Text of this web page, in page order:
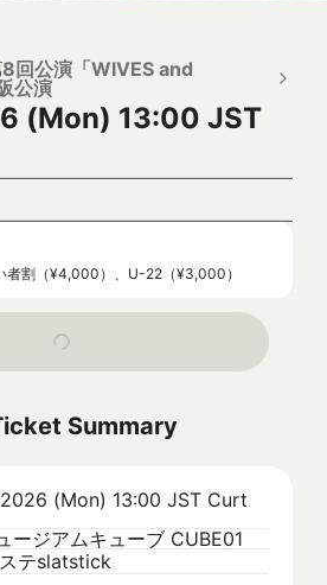
回公演「WIVES and
公演
(Mon) 13:00 JST
者割（¥4,000）、U-22（¥3,000）
Summary
(Mon) 13:00 JST Curt
ージアムキューブ CUBE01
テslatstick